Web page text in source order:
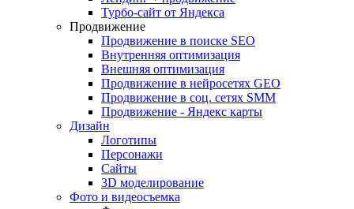
Турбо-сайт от Яндекса
Продвижение
Продвижение в поиске SEO
Внутренняя оптимизация
Внешняя оптимизация
Продвижение в нейросетях GEO
Продвижение в соц. сетях SMM
Продвижение - Яндекс карты
Дизайн
Логотипы
Персонажи
Сайты
3D моделирование
Фото и видеосъемка